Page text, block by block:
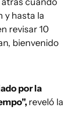
y hasta la
revisar 10
bienvenido
por la
reveló la